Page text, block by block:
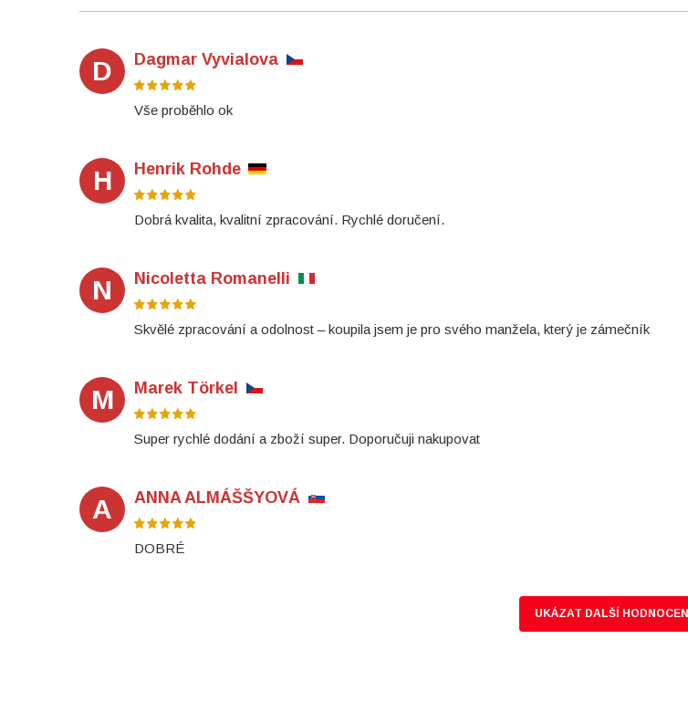
D Dagmar Vyvialova
Vše proběhlo ok
H Henrik Rohde
Dobrá kvalita, kvalitní zpracování. Rychlé doručení.
N Nicoletta Romanelli
Skvělé zpracování a odolnost – koupila jsem je pro svého manžela, který je zámečník
M Marek Törkel
Super rychlé dodání a zboží super. Doporučuji nakupovat
A ANNA ALMÁŠŠYOVÁ
DOBRÉ
UKÁZAT DALŠÍ HODNOCENÍ